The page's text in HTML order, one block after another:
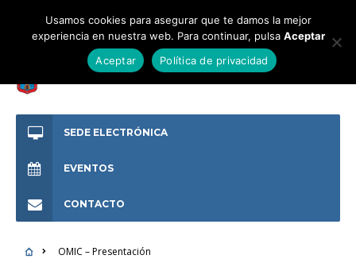
SEDE ELECTRÓNICA
EVENTOS
CONTACTO
OMIC – Presentación
Usamos cookies para asegurar que te damos la mejor
experiencia en nuestra web. Para continuar, pulsa Aceptar
Aceptar
Política de privacidad